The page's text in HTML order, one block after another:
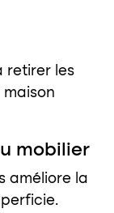
retirer les
mobilier
améliore la